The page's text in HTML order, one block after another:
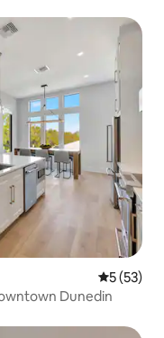
Μέση
5 (53)
Dunedin